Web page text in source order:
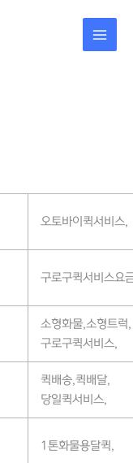
오토바이퀵서비스,
구로구퀵서비스요
소형화물,소형트럭,
구로구퀵서비스,
퀵배송,퀵배달,
당일퀵서비스,
1톤화물용달퀵,